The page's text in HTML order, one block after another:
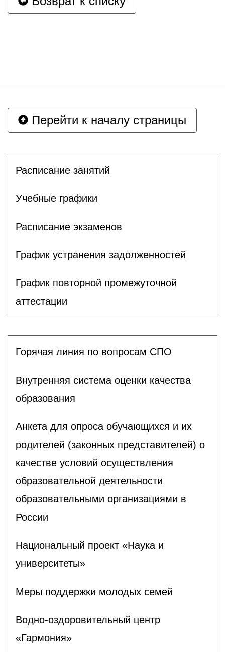
Перейти к началу страницы
Расписание занятий
Учебные графики
Расписание экзаменов
График устранения задолженностей
График повторной промежуточной
аттестации
Горячая линия по вопросам СПО
Внутренняя система оценки качества
образования
Анкета для опроса обучающихся и их
родителей (законных представителей) о
качестве условий осуществления
образовательной деятельности
образовательными организациями в
России
Национальный проект «Наука и
университеты»
Меры поддержки молодых семей
Водно-оздоровительный центр
«Гармония»